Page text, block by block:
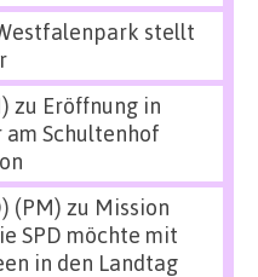
stellt
zu Eröffnung in
Schultenhof
(PM) zu Mission
SPD möchte mit
in den Landtag